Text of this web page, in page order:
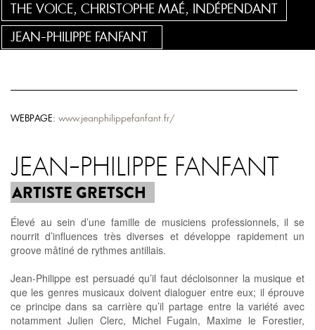
THE VOICE, CHRISTOPHE MAÉ, INDÉPENDANT
JEAN-PHILIPPE FANFANT
WEBPAGE: www.jeanphilippefanfant.fr/
JEAN-PHILIPPE FANFANT
ARTISTE GRETSCH
Élevé au sein d’une famille de musiciens professionnels, il se
nourrit d’influences très diverses et développe rapidement un
groove mâtiné de rythmes antillais.
Jean-Philippe est persuadé qu’il faut décloisonner la musique et
que les genres musicaux doivent dialoguer entre eux; il éprouve
ce principe dans sa carrière qu’il partage entre la variété avec
notamment Julien Clerc, Michel Fugain, Maxime le Forestier,